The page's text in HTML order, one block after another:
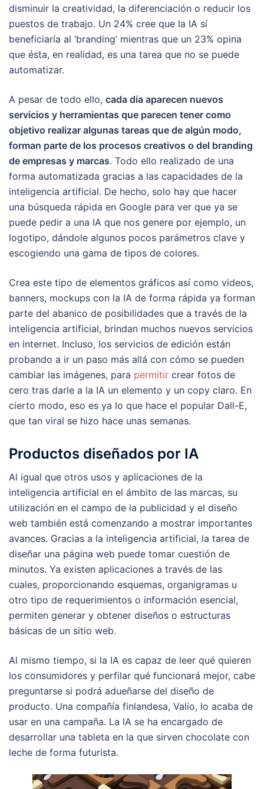
disminuir la creatividad, la diferenciación o reducir los
puestos de trabajo. Un 24% cree que la IA sí
beneficiaría al ‘branding’ mientras que un 23% opina
que ésta, en realidad, es una tarea que no se puede
automatizar.
A pesar de todo ello, cada día aparecen nuevos
servicios y herramientas que parecen tener como
objetivo realizar algunas tareas que de algún modo,
forman parte de los procesos creativos o del branding
de empresas y marcas. Todo ello realizado de una
forma automatizada gracias a las capacidades de la
inteligencia artificial. De hecho, solo hay que hacer
una búsqueda rápida en Google para ver que ya se
puede pedir a una IA que nos genere por ejemplo, un
logotipo, dándole algunos pocos parámetros clave y
escogiendo una gama de tipos de colores.
Crea este tipo de elementos gráficos así como videos,
banners, mockups con la IA de forma rápida ya forman
parte del abanico de posibilidades que a través de la
inteligencia artificial, brindan muchos nuevos servicios
en internet. Incluso, los servicios de edición están
probando a ir un paso más allá con cómo se pueden
cambiar las imágenes, para permitir crear fotos de
cero tras darle a la IA un elemento y un copy claro. En
cierto modo, eso es ya lo que hace el popular Dall-E,
que tan viral se hizo hace unas semanas.
Productos diseñados por IA
Al igual que otros usos y aplicaciones de la
inteligencia artificial en el ámbito de las marcas, su
utilización en el campo de la publicidad y el diseño
web también está comenzando a mostrar importantes
avances. Gracias a la inteligencia artificial, la tarea de
diseñar una página web puede tomar cuestión de
minutos. Ya existen aplicaciones a través de las
cuales, proporcionando esquemas, organigramas u
otro tipo de requerimientos o información esencial,
permiten generar y obtener diseños o estructuras
básicas de un sitio web.
Al mismo tiempo, si la IA es capaz de leer qué quieren
los consumidores y perfilar qué funcionará mejor, cabe
preguntarse si podrá adueñarse del diseño de
producto. Una compañía finlandesa, Valio, lo acaba de
usar en una campaña. La IA se ha encargado de
desarrollar una tableta en la que sirven chocolate con
leche de forma futurista.